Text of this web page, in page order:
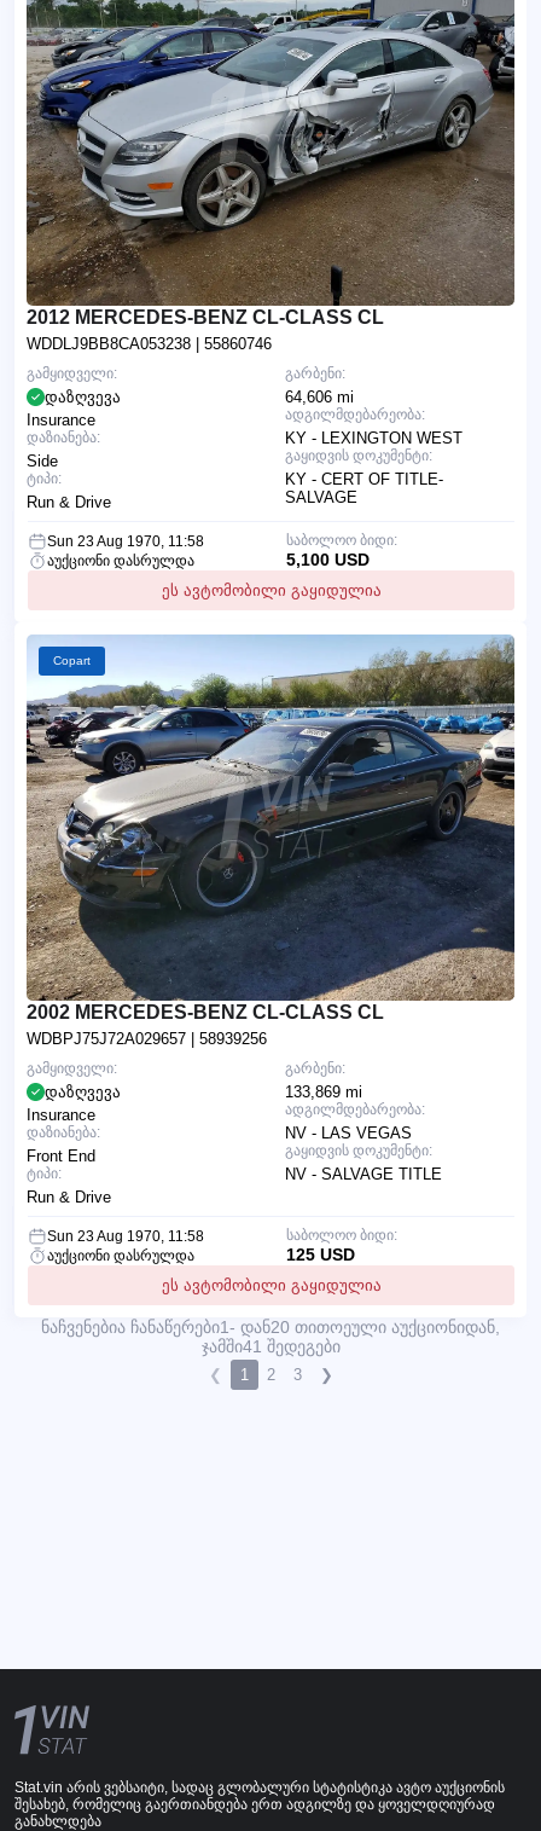
2012 MERCEDES-BENZ CL-CLASS CL
WDDLJ9BB8CA053238 | 55860746
გარბენი:
64,606 mi
ადგილმდებარეობა:
KY - LEXINGTON WEST
გაყიდვის დოკუმენტი:
KY - CERT OF TITLE-
SALVAGE
გამყიდველი:
დაზღვევა
Insurance
დაზიანება:
Side
ტიპი:
Run & Drive
Sun 23 Aug 1970, 11:58
აუქციონი დასრულდა
ეს ავტომობილი გაყიდულია
საბოლოო ბიდი:
5,100 USD
Copart
2002 MERCEDES-BENZ CL-CLASS CL
WDBPJ75J72A029657 | 58939256
გარბენი:
133,869 mi
ადგილმდებარეობა:
NV - LAS VEGAS
გაყიდვის დოკუმენტი:
NV - SALVAGE TITLE
გამყიდველი:
დაზღვევა
Insurance
დაზიანება:
Front End
ტიპი:
Run & Drive
Sun 23 Aug 1970, 11:58
აუქციონი დასრულდა
ეს ავტომობილი გაყიდულია
საბოლოო ბიდი:
125 USD
ნაჩვენებია ჩანაწერები1- დან20 თითოეული აუქციონიდან,
ჯამში41 შედეგები
❮ 1 2 3 ❯
Stat.vin არის ვებსაიტი, სადაც გლობალური სტატისტიკა ავტო აუქციონის
შესახებ, რომელიც გაერთიანდება ერთ ადგილზე და ყოველდღიურად
განახლდება